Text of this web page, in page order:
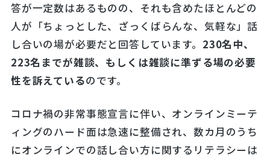
答が一定数はあるものの、それも含めたほとんどの
人が「ちょっとした、ざっくばらんな、気軽な」話
し合いの場が必要だと回答しています。 230名中、
223名までが雑談、もしくは雑談に準ずる場の必要
性を訴えているのです。
コロナ禍の非常事態宣言に伴い、オンラインミーテ
ィングのハード面は急速に整備され、数カ月のうち
にオンラインでの話し合い方に関するリテラシーは